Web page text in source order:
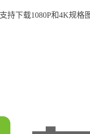
持下载1080P和4K规格